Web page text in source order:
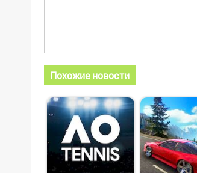
Похожие новости